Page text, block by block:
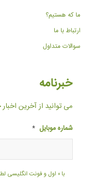
ما که هستیم؟
ارتباط با ما
سوالات متداول
خبرنامه
می توانید از آخرین
شماره موبایل *
با ۰ اول و فونت انگلیسی لطفا!